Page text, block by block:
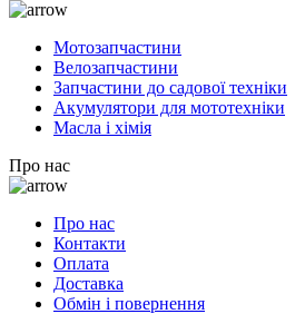
Мотозапчастини
Велозапчастини
Запчастини до садової техніки
Акумулятори для мототехніки
Масла і хімія
Про нас
Про нас
Контакти
Оплата
Доставка
Обмін і повернення